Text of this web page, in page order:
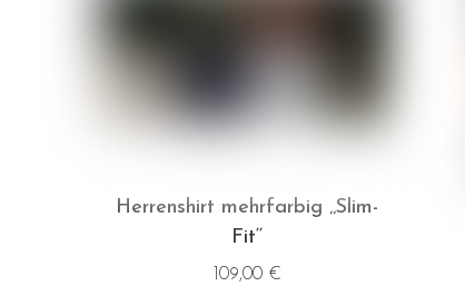
der
Produktseite
werden
Herrenshirt mehrfarbig ‚‚Slim-
Fit‘‘
109,00 €